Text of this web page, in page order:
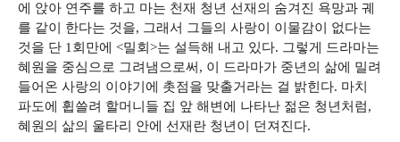
에 앉아 연주를 하고 마는 천재 청년 선재의 숨겨진 욕망과 궤
를 같이 한다는 것을, 그래서 그들의 사랑이 이물감이 없다는
것을 단 1회만에 <밀회>는 설득해 내고 있다. 그렇게 드라마는
혜원을 중심으로 그려냄으로써, 이 드라마가 중년의 삶에 밀려
들어온 사랑의 이야기에 촛점을 맞출거라는 걸 밝힌다. 마치
파도에 휩쓸려 할머니들 집 앞 해변에 나타난 젊은 청년처럼,
혜원의 삶의 울타리 안에 선재란 청년이 던져진다.